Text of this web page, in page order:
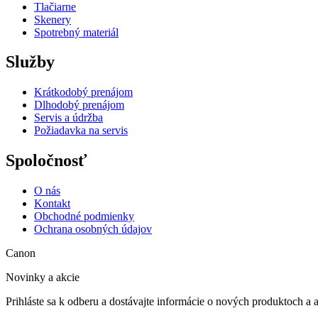
Tlačiarne
Skenery
Spotrebný materiál
Služby
Krátkodobý prenájom
Dlhodobý prenájom
Servis a údržba
Požiadavka na servis
Spoločnosť
O nás
Kontakt
Obchodné podmienky
Ochrana osobných údajov
Canon
Novinky a akcie
Prihláste sa k odberu a dostávajte informácie o nových produktoch a